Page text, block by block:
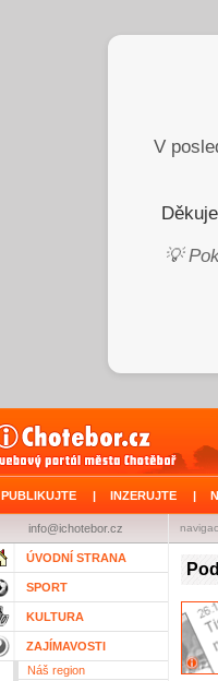
V
💡
PUBLIKUJTE | INZERUJTE |
info@ichotebor.cz
ÚVODNÍ STRANA
SPORT
KULTURA
ZAJÍMAVOSTI
Náš region